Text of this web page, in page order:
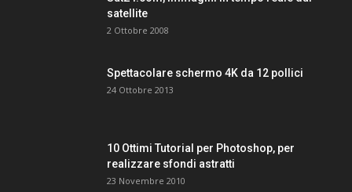
satellite
2 Ottobre 2008
Spettacolare schermo 4K da 12 pollici
24 Ottobre 2013
10 Ottimi Tutorial per Photoshop, per
realizzare sfondi astratti
23 Novembre 2010